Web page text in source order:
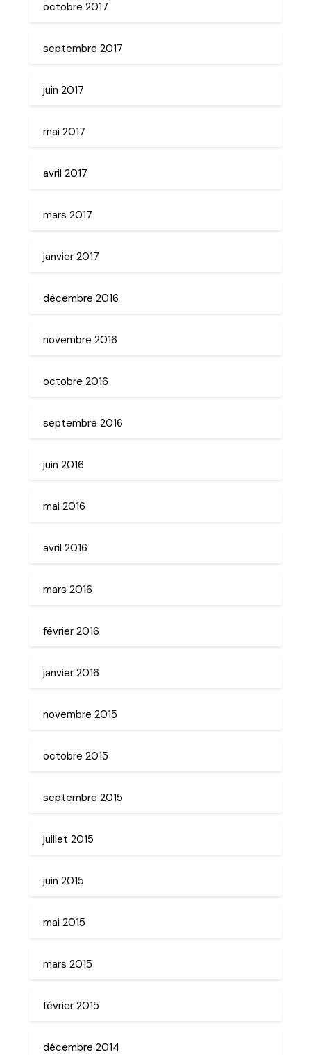
octobre 2017
septembre 2017
juin 2017
mai 2017
avril 2017
mars 2017
janvier 2017
décembre 2016
novembre 2016
octobre 2016
septembre 2016
juin 2016
mai 2016
avril 2016
mars 2016
février 2016
janvier 2016
novembre 2015
octobre 2015
septembre 2015
juillet 2015
juin 2015
mai 2015
mars 2015
février 2015
décembre 2014